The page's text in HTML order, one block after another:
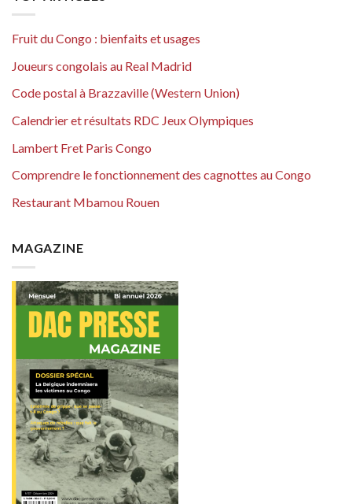
Fruit du Congo : bienfaits et usages
Joueurs congolais au Real Madrid
Code postal à Brazzaville (Western Union)
Calendrier et résultats RDC Jeux Olympiques
Lambert Fret Paris Congo
Comprendre le fonctionnement des cagnottes au Congo
Restaurant Mbamou Rouen
MAGAZINE